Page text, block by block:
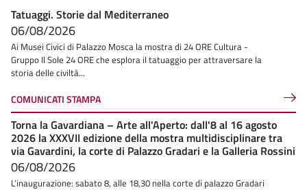
Tatuaggi. Storie dal Mediterraneo
06/08/2026
Ai Musei Civici di Palazzo Mosca la mostra di 24 ORE Cultura -
Gruppo Il Sole 24 ORE che esplora il tatuaggio per attraversare la
storia delle civiltà...
COMUNICATI STAMPA
Torna la Gavardiana – Arte all'Aperto: dall'8 al 16 agosto
2026 la XXXVII edizione della mostra multidisciplinare tra
via Gavardini, la corte di Palazzo Gradari e la Galleria Rossini
06/08/2026
L’inaugurazione: sabato 8, alle 18,30 nella corte di palazzo Gradari